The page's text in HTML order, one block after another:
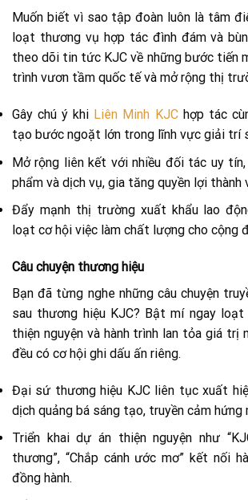
Muốn biết vì sao tập đoàn luôn là tâm
loạt thương vụ hợp tác đình đám và
theo dõi tin tức KJC về những bước tiến
trình vươn tầm quốc tế và mở rộng thị
Gây chú ý khi Liên Minh KJChợp tác
tạo bước ngoặt lớn trong lĩnh vực giải trí
Mở rộng liên kết với nhiều đối tác uy
phẩm và dịch vụ, gia tăng quyền lợi thành
Đẩy mạnh thị trường xuất khẩu lao
loạt cơ hội việc làm chất lượng cho cộng
Câu chuyện thương hiệu
Bạn đã từng nghe những câu chuyện
sau thương hiệu KJC? Bật mí ngay loạt
thiện nguyện và hành trình lan tỏa giá trị
đều có cơ hội ghi dấu ấn riêng.
Đại sứ thương hiệu KJC liên tục xuất
dịch quảng bá sáng tạo, truyền cảm hứng
Triển khai dự án thiện nguyện như
thương”, “Chắp cánh ước mơ” kết nối
đồng hành.